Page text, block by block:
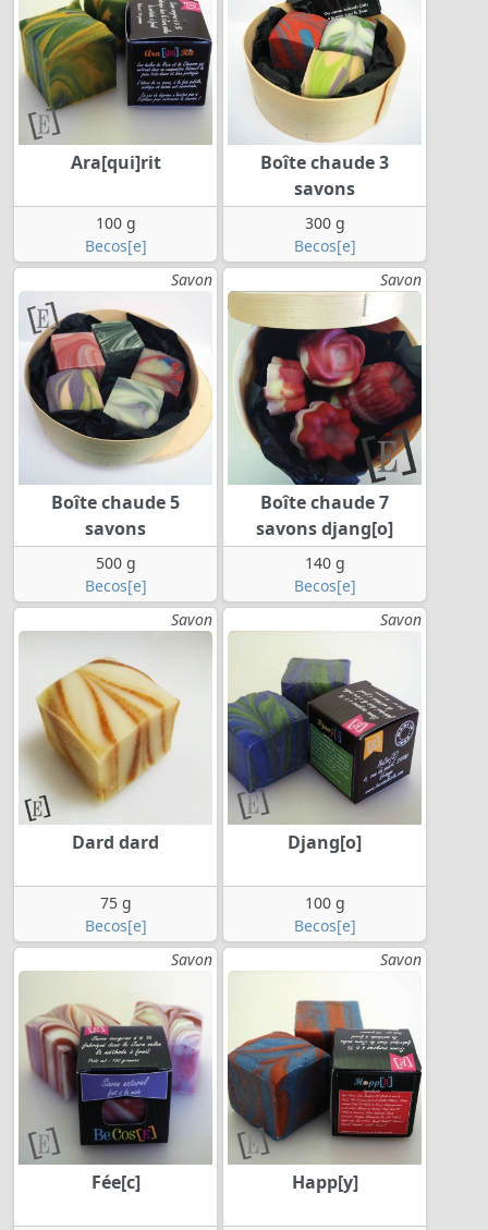
Ara[qui]rit
100 g
Becos[e]
Boîte chaude 3
savons
300 g
Becos[e]
Savon
Boîte chaude 5
savons
500 g
Becos[e]
Savon
Boîte chaude 7
savons djang[o]
140 g
Becos[e]
Savon
Dard dard
75 g
Becos[e]
Savon
Djang[o]
100 g
Becos[e]
Savon
Fée[c]
Savon
Happ[y]